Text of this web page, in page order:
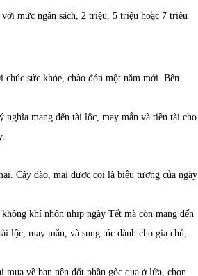
mức ngân sách, 2 triệu, 5 triệu hoặc 7 triệu
sức khỏe, chào đón một năm mới. Bên
mang đến tài lộc, may mắn và tiền tài cho
Cây đào, mai được coi là biểu tượng của ngày
khí nhộn nhịp ngày Tết mà còn mang đến
lộc, may mắn, và sung túc dành cho gia chủ,
về bạn nên đốt phần gốc qua ở lửa, chọn